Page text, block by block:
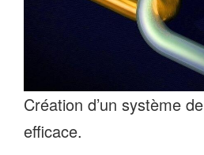
Création d’un système de
efficace.